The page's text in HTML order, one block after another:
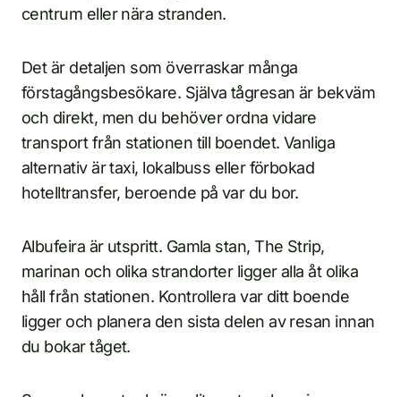
centrum eller nära stranden.
Det är detaljen som överraskar många
förstagångsbesökare. Själva tågresan är bekväm
och direkt, men du behöver ordna vidare
transport från stationen till boendet. Vanliga
alternativ är taxi, lokalbuss eller förbokad
hotelltransfer, beroende på var du bor.
Albufeira är utspritt. Gamla stan, The Strip,
marinan och olika strandorter ligger alla åt olika
håll från stationen. Kontrollera var ditt boende
ligger och planera den sista delen av resan innan
du bokar tåget.